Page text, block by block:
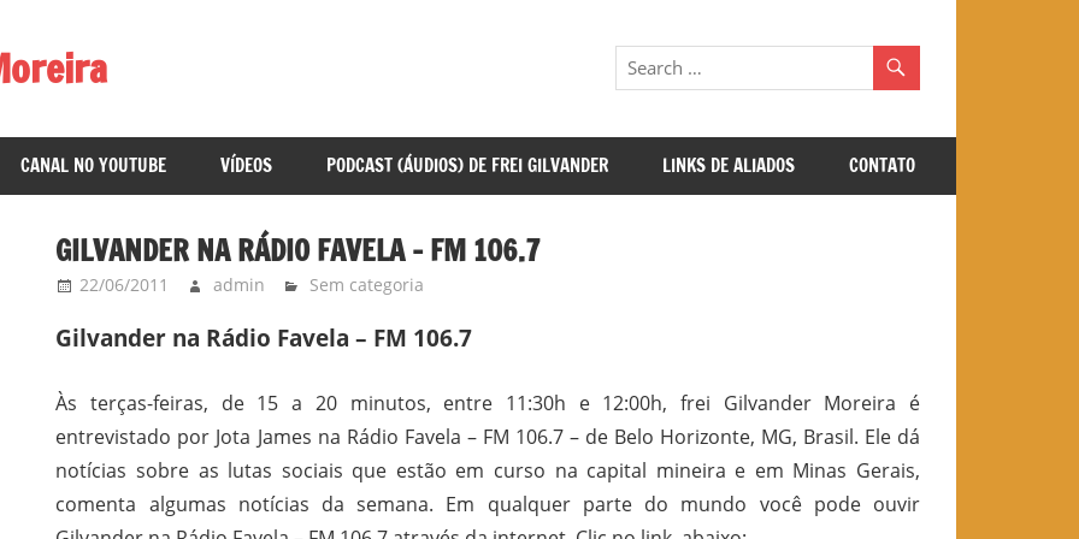
CANAL NO YOUTUBE VÍDEOS PODCAST (ÁUDIOS) DE FREI GILVANDER LINKS DE ALIADOS CONTATO
GILVANDER NA RÁDIO FAVELA – FM 106.7
22/06/2011 admin Sem categoria
Gilvander na Rádio Favela – FM 106.7
Às terças-feiras, de 15 a 20 minutos, entre 11:30h e 12:00h, frei Gilvander Moreira é
entrevistado por Jota James na Rádio Favela – FM 106.7 – de Belo Horizonte, MG, Brasil. Ele dá
notícias sobre as lutas sociais que estão em curso na capital mineira e em Minas Gerais,
comenta algumas notícias da semana. Em qualquer parte do mundo você pode ouvir